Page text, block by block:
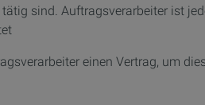
sind. Auftragsverarbeiter ist
einen Vertrag, um